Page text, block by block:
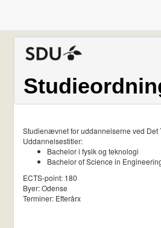
Studienævnet for uddannelserne ved Det
Uddannelsestitler:
Bachelor i fysik og teknologi
Bachelor of Science in
ECTS-point: 180
Byer: Odense
Terminer: Efterårx